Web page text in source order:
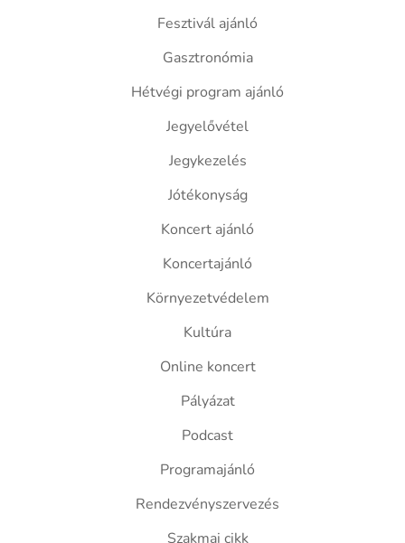
Fesztivál ajánló
Gasztronómia
Hétvégi program ajánló
Jegyelővétel
Jegykezelés
Jótékonyság
Koncert ajánló
Koncertajánló
Környezetvédelem
Kultúra
Online koncert
Pályázat
Podcast
Programajánló
Rendezvényszervezés
Szakmai cikk